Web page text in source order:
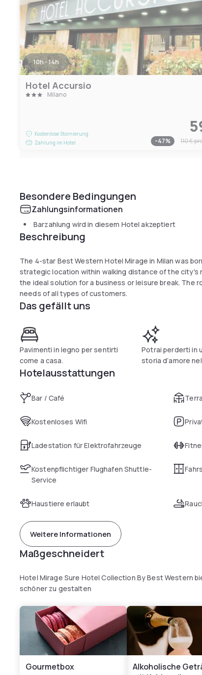
10h - 14h
Hotel Accursio
Milano
Kostenlose Stornierung
Zahlung im Hotel
-47% 110 €
Besondere Bedingungen
Zahlungsinformationen
Barzahlung wird in diesem Hotel akzeptiert
Beschreibung
The 4-star Best Western Hotel Mirage in Milan was
strategic location within walking distance of the
the ideal solution for a business or leisure break.
needs of all types of customers.
Das gefällt uns
Pavimenti in legno per sentirti
come a casa.
Potrai perderti in
storia d’amore
Hotelausstattungen
Bar / Café
Kostenloses Wifi
Ladestation für Elektrofahrzeuge
Kostenpflichtiger Flughafen Shuttle-
Service
Haustiere erlaubt
Weitere Informationen
Maßgeschneidert
Hotel Mirage Sure Hotel Collection By Best Western
schöner zu gestalten
Gourmetbox
Alkoholische